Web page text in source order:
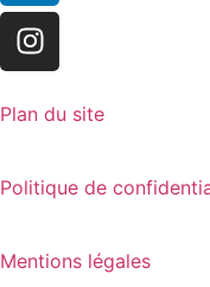
Plan du site
Politique de
Mentions légales